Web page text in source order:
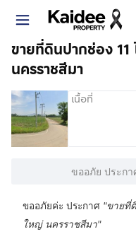
ขายที่ดินปากช่อง 11
นครราชสีมา
เนื้อที่
ขออภัย ประกา
ขออภัยค่ะ ประกาศ "ขายที่
ใหญ่ นครราชสีมา"